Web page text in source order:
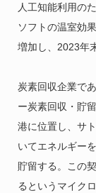
人工知能利用の
ソフトの温室効
増加し、2023年
炭素回収企業で
ー炭素回収・貯
港に位置し、サ
いてエネルギー
貯留する。この
るというマイク